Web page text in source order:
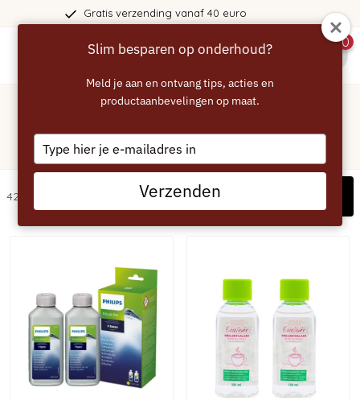
365 dagen
0
Philips
koffiemachines!
42 artikelen
Slim besparen op onderhoud?
Meld je aan en ontvang tips, acties en
productaanbevelingen op maat.
Type
your
email
Verzenden